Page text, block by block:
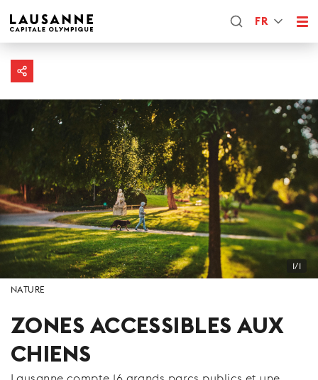
FR
1/1
NATURE
ZONES ACCESSIBLES AUX
CHIENS